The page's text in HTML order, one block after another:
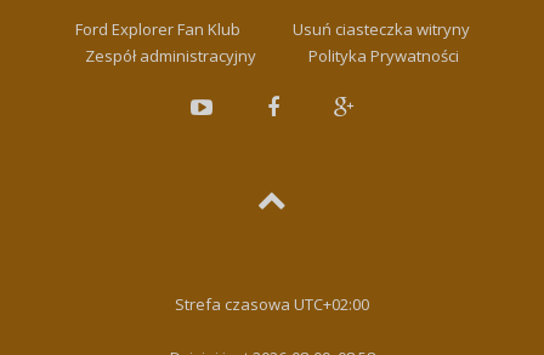
Ford Explorer Fan Klub
Usuń ciasteczka witryny
Zespół administracyjny
Polityka Prywatności
Strefa czasowa UTC+02:00